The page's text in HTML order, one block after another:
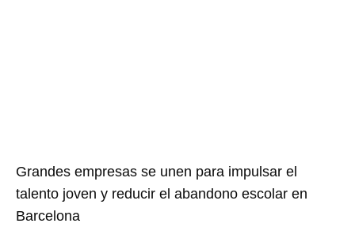
Grandes empresas se unen para impulsar el
talento joven y reducir el abandono escolar en
Barcelona